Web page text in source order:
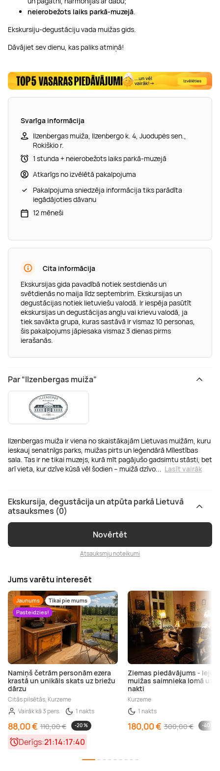
neierobežots laiks parkā-muzejā.
Ekskursiju-degustāciju vada muižas gids.
Dāvājiet sev dienu, kas paliks atmiņā!
Svarīga informācija
Ilzenbergas muiža, Ilzenbergo k. 4, Juodupės sen.,
Rokiškio r.
1 stunda + neierobežots laiks parkā-muzejā
Atkarīgs no izvēlētā pakalpojuma
Pakalpojuma sniedzēja informācija tiks parādīta
iegādājoties dāvanu
12 mēneši
Cita informācija
Ekskursijas gida pavadībā notiek sestdienās un
svētdienās no maija līdz septembrim. Ekskursijas un
degustācijas notiek lietuviešu valodā. Ir iespēja pasūtīt
ekskursijas un degustācijas angļu vai krievu valodā, ja
tiek savākta grupa, kuras sastāvā ir vismaz 10 personas,
šis pakalpojums jāpiesaka vismaz 3 dienas pirms
ierašanās.
Par “Ilzenbergas muiža”
Ilzenbergas muiža ir viena no skaistākajām Lietuvas muižām, kuru
ieskauj senatnīgs parks, muižas pirts un leģendārā Mīlestības
sala. Tas ir ne tikai muzejs, kurā mīt pagājušo gadsimtu stāsti, bet
arī vieta, kur dzīve kūsā vēl šodien – muižā dzīvo... Lasīt vairāk
Ekskursija, degustācija un atpūta parkā Lietuvā
atsauksmes (0)
Novērtēt
Atsauksmju noteikumi
Jums varētu interesēt
Jaunums
Tikai pie mums
Pasteidzies!
Namiņš četrām personām ezera
krastā un unikāls skats uz briežu
dārzu
Citās pilsētās, Kurzeme
Vairāk kā 3 pers.
1 nakts
88,00 € 110,00 € -20 %
Derīgs:21:14:17:40
Ziemas piedāvājums -
muižas saimnieka lomā uz
nakti
Kurzeme
1 nakts
180,00 € 300,00 € -40 %